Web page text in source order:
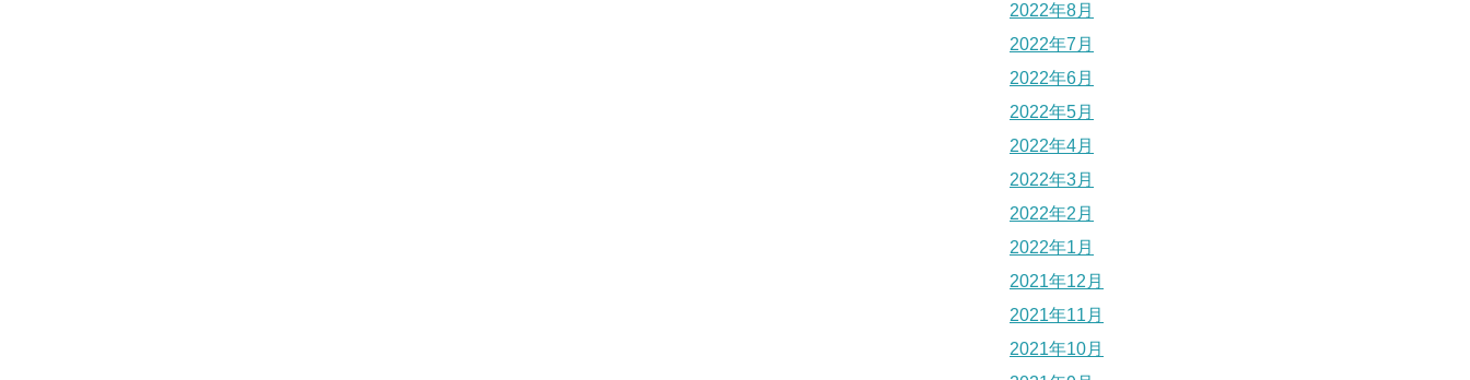
2022年8月
2022年7月
2022年6月
2022年5月
2022年4月
2022年3月
2022年2月
2022年1月
2021年12月
2021年11月
2021年10月